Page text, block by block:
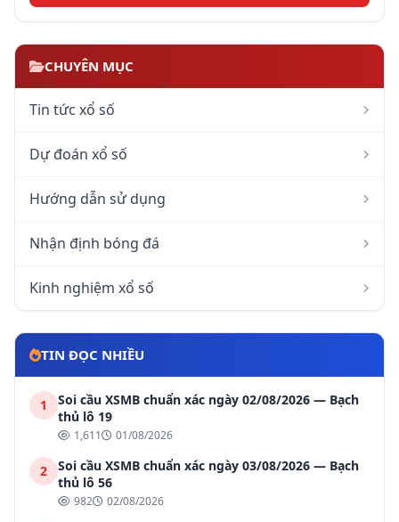
CHUYÊN MỤC
Tin tức xổ số
Dự đoán xổ số
Hướng dẫn sử dụng
Nhận định bóng đá
Kinh nghiệm xổ số
TIN ĐỌC NHIỀU
1
Soi cầu XSMB chuẩn xác ngày 02/08/2026 — Bạch
thủ lô 19
1,611 01/08/2026
2
Soi cầu XSMB chuẩn xác ngày 03/08/2026 — Bạch
thủ lô 56
982 02/08/2026